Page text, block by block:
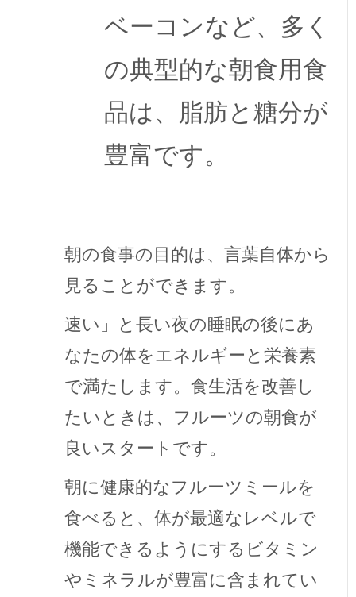
ベーコンなど、多く
の典型的な朝食用食
品は、脂肪と糖分が
豊富です。
朝の食事の目的は、言葉自体から
見ることができます。
速い」と長い夜の睡眠の後にあ
なたの体をエネルギーと栄養素
で満たします。食生活を改善し
たいときは、フルーツの朝食が
良いスタートです。
朝に健康的なフルーツミールを
食べると、体が最適なレベルで
機能できるようにするビタミン
やミネラルが豊富に含まれてい